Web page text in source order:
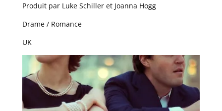
Produit par Luke Schiller et Joanna Hogg
Drame / Romance
UK